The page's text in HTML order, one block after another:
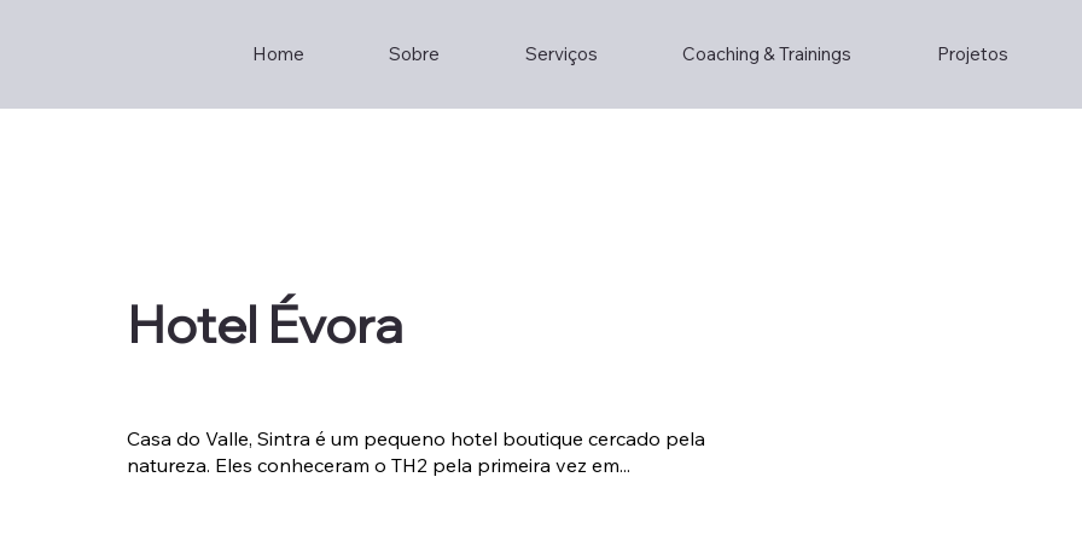
Home Sobre Serviços Coaching & Trainings Projetos
Hotel Évora
Casa do Valle, Sintra é um pequeno hotel boutique cercado pela
natureza. Eles conheceram o TH2 pela primeira vez em...